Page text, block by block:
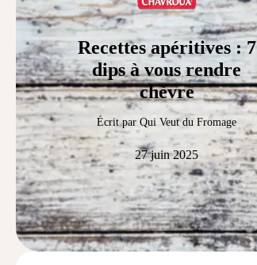
Recettes apéritives : 7
dips à vous rendre
chèvre
Écrit par Qui Veut du Fromage
27 juin 2025